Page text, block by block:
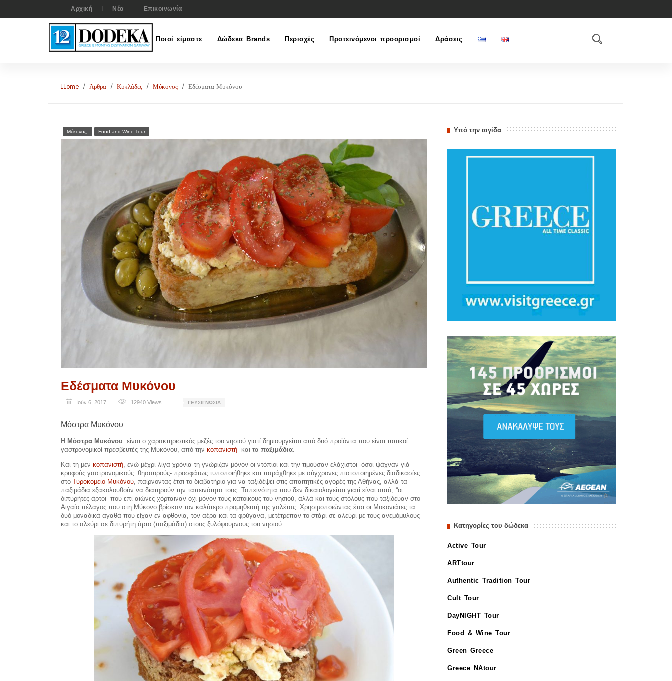
Αρχική Νέα Επικοινωνία
Ποιοί είμαστε Δώδεκα Brands Περιοχές Προτεινόμενοι προορισμοί Δράσεις
Home Άρθρα Κυκλάδες Μύκονος Εδέσματα Μυκόνου
Μύκονος Food and Wine Tour
Εδέσματα Μυκόνου
Ιούν 6, 2017 12940 Views ΓΕΥΣΙΓΝΩΣΊΑ
Μόστρα Μυκόνου
Η Μόστρα Μυκόνου είναι ο χαρακτηριστικός μεζές του νησιού γιατί δημιουργείται από δυό προϊόντα που είναι τυπικοί
γαστρονομικοί πρεσβευτές της Μυκόνου, από την κοπανιστή και τα παξιμάδια
Και τη μεν κοπανιστή , ενώ μέχρι λίγα χρόνια τη γνώριζαν μόνον οι ντόπιοι και την τιμούσαν ελάχιστοι -όσοι ψάχναν γιά
κρυφούς γαστρονομικούς θησαυρούς- προσφάτως τυποποιήθηκε και παράχθηκε με σύγχρονες πιστοποιημένες διαδικασίες
στο Τυροκομείο Μυκόνου , παίρνοντας έτσι το διαβατήριο για να ταξιδέψει στις απαιτητικές αγορές της Αθήνας, αλλά τα
παξιμάδια εξακολουθούν να διατηρούν την ταπεινότητα τους. Ταπεινότητα που δεν δικαιολογείται γιατί είναι αυτά, “οι
διπυρήτες άρτοι” που επί αιώνες χόρταιναν όχι μόνον τους κατοίκους του νησιού, αλλά και τους στόλους που ταξίδευαν στο
Αιγαίο πέλαγος που στη Μύκονο βρίσκαν τον καλύτερο προμηθευτή της γαλέτας. Χρησιμοποιώντας έτσι οι Μυκονιάτες τα
δυό μοναδικά αγαθά που είχαν εν αφθονία, τον αέρα και τα φρύγανα, μετέτρεπαν το στάρι σε αλεύρι με τους ανεμόμυλους
και το αλεύρι σε διπυρήτη άρτο (παξιμάδια) στους ξυλόφουρνους του νησιού.
Υπό την αιγίδα
Κατηγορίες του δώδεκα
Active Tour
ARTtour
Authentic Tradition Tour
Cult Tour
DayNIGHT Tour
Food & Wine Tour
Green Greece
Greece NAtour